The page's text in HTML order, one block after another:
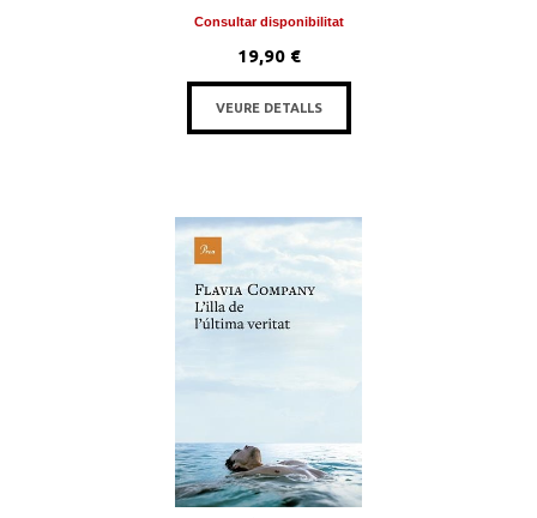
Consultar disponibilitat
19,90 €
VEURE DETALLS